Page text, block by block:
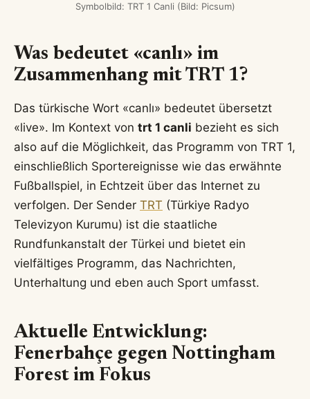
Symbolbild: TRT 1 Canli (Bild: Picsum)
Was bedeutet «canlı» im
Zusammenhang mit TRT 1?
Das türkische Wort «canlı» bedeutet übersetzt
«live». Im Kontext von trt 1 canli bezieht es sich
also auf die Möglichkeit, das Programm von TRT 1,
einschließlich Sportereignisse wie das erwähnte
Fußballspiel, in Echtzeit über das Internet zu
verfolgen. Der Sender TRT (Türkiye Radyo
Televizyon Kurumu) ist die staatliche
Rundfunkanstalt der Türkei und bietet ein
vielfältiges Programm, das Nachrichten,
Unterhaltung und eben auch Sport umfasst.
Aktuelle Entwicklung:
Fenerbahçe gegen Nottingham
Forest im Fokus